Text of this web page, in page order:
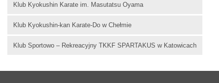
Klub Kyokushin Karate im. Masutatsu Oyama
Klub Kyokushin-kan Karate-Do w Chełmie
Klub Sportowo – Rekreacyjny TKKF SPARTAKUS w Katowicach